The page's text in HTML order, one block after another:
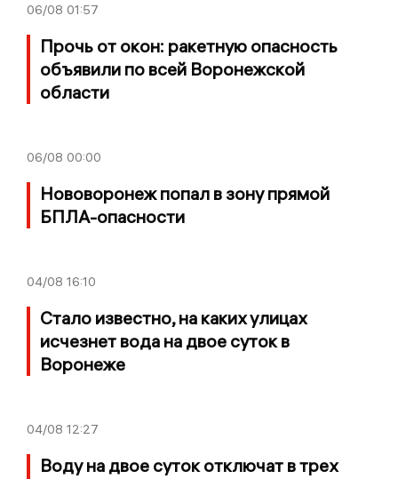
06/08 01:57
Прочь от окон: ракетную опасность
объявили по всей Воронежской
области
06/08 00:00
Нововоронеж попал в зону прямой
БПЛА-опасности
04/08 16:10
Стало известно, на каких улицах
исчезнет вода на двое суток в
Воронеже
04/08 12:27
Воду на двое суток отключат в трех